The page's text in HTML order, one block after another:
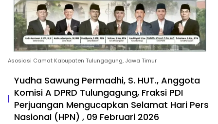
Asosiasi Camat Kabupaten Tulungagung, Jawa Timur
Yudha Sawung Permadhi, S. HUT., Anggota
Komisi A DPRD Tulungagung, Fraksi PDI
Perjuangan Mengucapkan Selamat Hari Pers
Nasional (HPN) , 09 Februari 2026